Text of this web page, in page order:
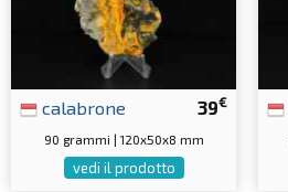
39€
calabrone
90 grammi | 120x50x8 mm
vedi il prodotto